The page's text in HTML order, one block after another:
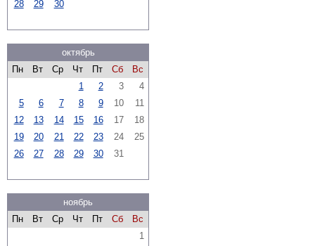
28 29 30
октябрь
Пн
Вт Ср Чт Пт Сб
Вс
1
2 3
4
5
6 7 8 9 10
11
12
13 14 15 16 17
18
19
20 21 22 23 24
25
26
27 28 29 30 31
ноябрь
Пн
Вт Ср Чт Пт Сб
Вс
1